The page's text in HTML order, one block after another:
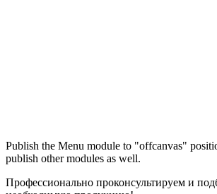
Publish the Menu module to "offcanvas"
publish other modules as well.
М ● консультант ПРОФСНАБ
Профессионально проконсультируем и